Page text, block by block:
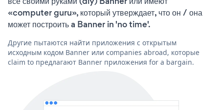
«computer guru», который утверждает, что он / она
может построить a Banner in 'no time'.
Другие пытаются найти приложения с открытым
исходным кодом Banner или companies abroad, которые
claim to предлагают Banner приложения for a bargain.